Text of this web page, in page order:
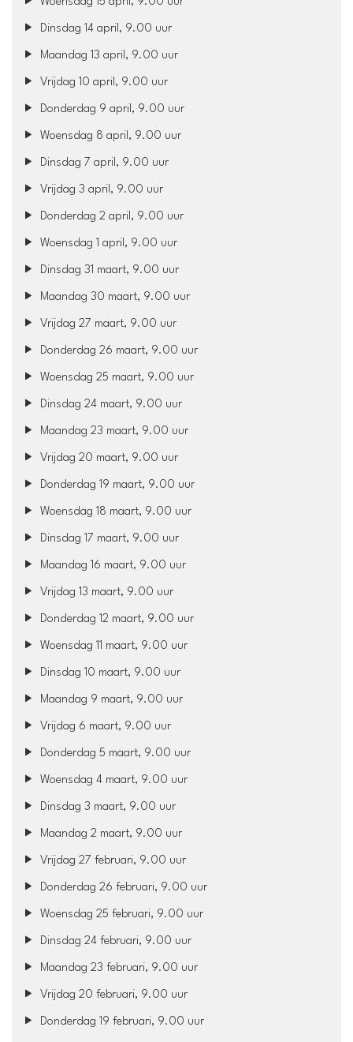
Dinsdag 14 april, 9.00 uur
Maandag 13 april, 9.00 uur
Vrijdag 10 april, 9.00 uur
Donderdag 9 april, 9.00 uur
Woensdag 8 april, 9.00 uur
Dinsdag 7 april, 9.00 uur
Vrijdag 3 april, 9.00 uur
Donderdag 2 april, 9.00 uur
Woensdag 1 april, 9.00 uur
Dinsdag 31 maart, 9.00 uur
Maandag 30 maart, 9.00 uur
Vrijdag 27 maart, 9.00 uur
Donderdag 26 maart, 9.00 uur
Woensdag 25 maart, 9.00 uur
Dinsdag 24 maart, 9.00 uur
Maandag 23 maart, 9.00 uur
Vrijdag 20 maart, 9.00 uur
Donderdag 19 maart, 9.00 uur
Woensdag 18 maart, 9.00 uur
Dinsdag 17 maart, 9.00 uur
Maandag 16 maart, 9.00 uur
Vrijdag 13 maart, 9.00 uur
Donderdag 12 maart, 9.00 uur
Woensdag 11 maart, 9.00 uur
Dinsdag 10 maart, 9.00 uur
Maandag 9 maart, 9.00 uur
Vrijdag 6 maart, 9.00 uur
Donderdag 5 maart, 9.00 uur
Woensdag 4 maart, 9.00 uur
Dinsdag 3 maart, 9.00 uur
Maandag 2 maart, 9.00 uur
Vrijdag 27 februari, 9.00 uur
Donderdag 26 februari, 9.00 uur
Woensdag 25 februari, 9.00 uur
Dinsdag 24 februari, 9.00 uur
Maandag 23 februari, 9.00 uur
Vrijdag 20 februari, 9.00 uur
Donderdag 19 februari, 9.00 uur